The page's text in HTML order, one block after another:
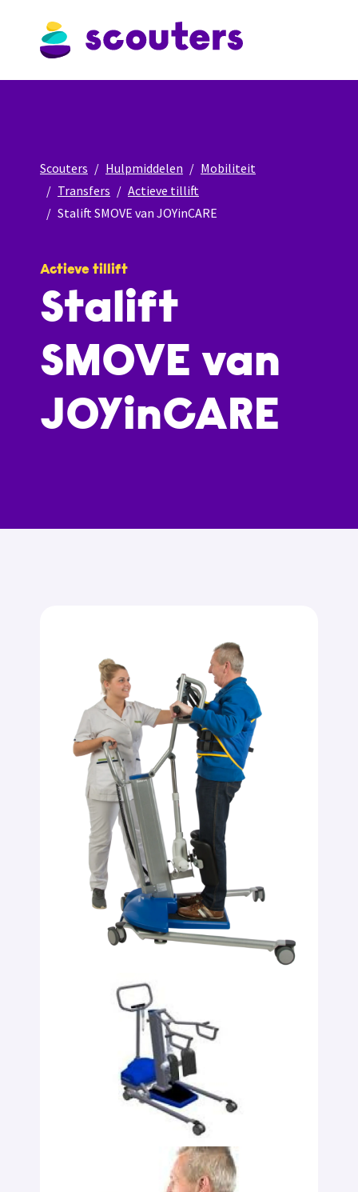
Scouters Hulpmiddelen
Mobiliteit
Transfers
Actieve tillift
Stalift SMOVE van JOYinCARE
Actieve tillift
Stalift
SMOVE van
JOYinCARE